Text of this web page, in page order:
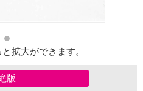
拡大ができます。
版